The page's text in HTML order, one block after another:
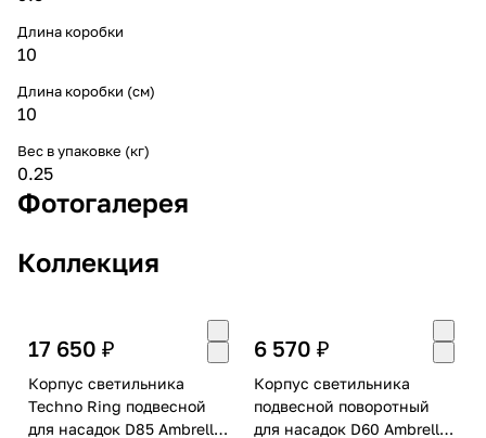
Длина коробки
10
Длина коробки (см)
10
Вес в упаковке (кг)
0.25
Фотогалерея
Коллекция
17 650 ₽
Корпус светильника
Techno Ring подвесной
для насадок D85 Ambrella
6 570 ₽
Корпус светильника
подвесной поворотный
для насадок D60 Ambrella